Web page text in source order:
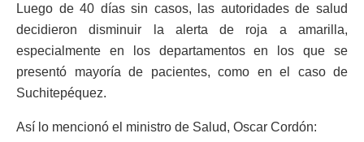
Luego de 40 días sin casos, las autoridades de salud
decidieron disminuir la alerta de roja a amarilla,
especialmente en los departamentos en los que se
presentó mayoría de pacientes, como en el caso de
Suchitepéquez.
Así lo mencionó el ministro de Salud, Oscar Cordón: